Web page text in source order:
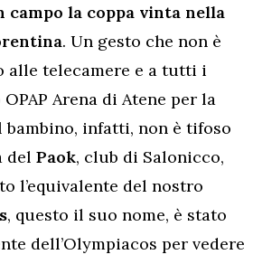
la coppa vinta nella
. Un gesto che non è
alle telecamere e a tutti i
Arena di Atene per la
infatti, non è tifoso
del Paok, club di Salonicco,
l’equivalente del nostro
, questo il suo nome, è stato
dell’Olympiacos per vedere